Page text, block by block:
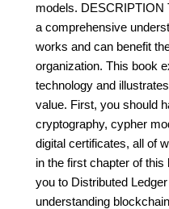
models. DESCRIPTION
a comprehensive
works and can benefit
organization. This book
technology and
value. First, you should
cryptography, cypher
digital certificates, all of
in the first chapter of
you to Distributed
understanding